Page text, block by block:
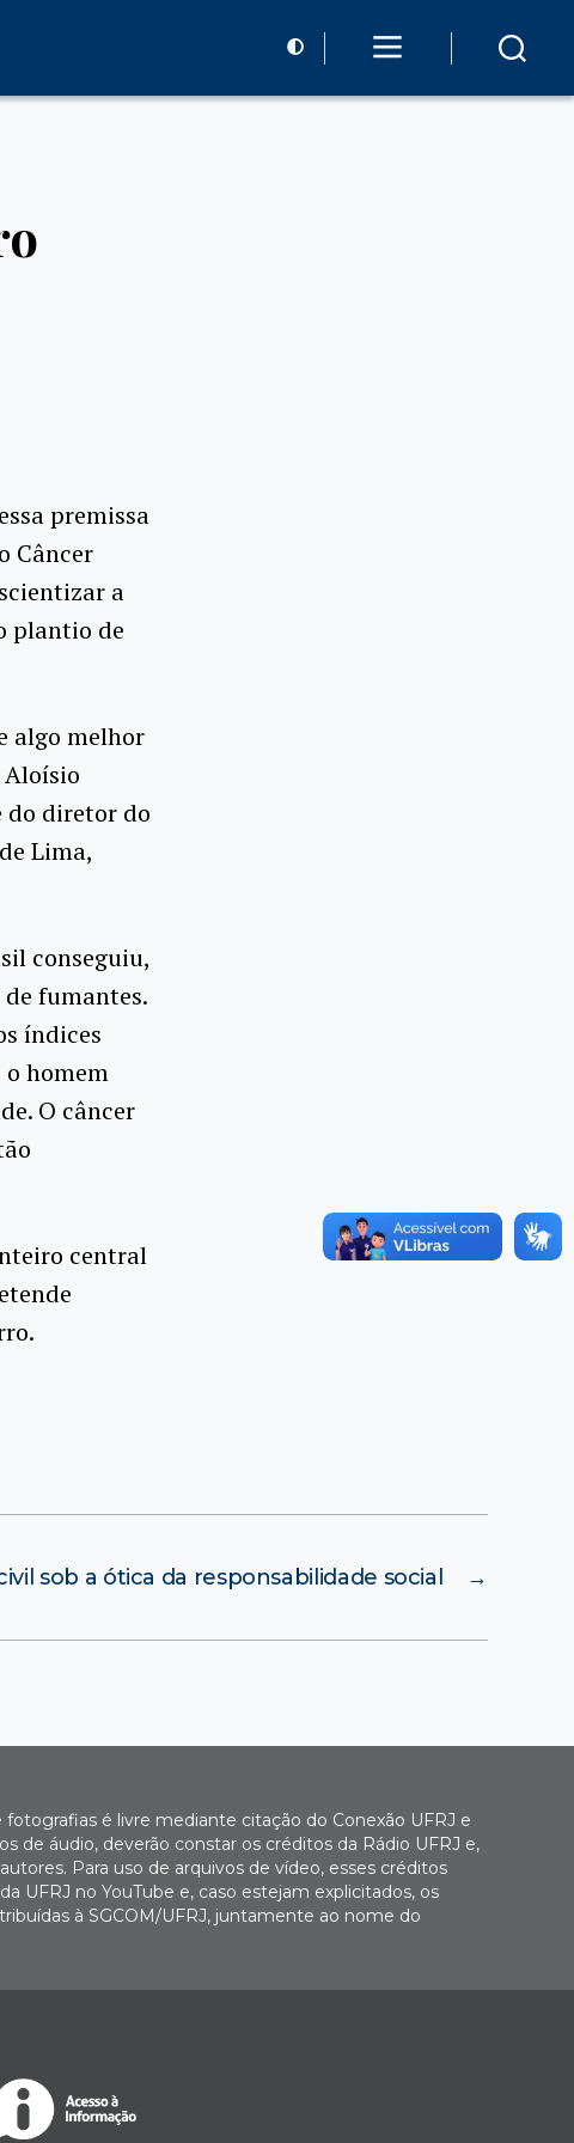
premissa
Câncer
a
plantio de
algo melhor
Aloísio
do diretor do
Lima,
conseguiu,
fumantes.
índices
o homem
O câncer
central
→
sob a ótica da responsabilidade social
é livre mediante citação do Conexão UFRJ e
de áudio, deverão constar os créditos da Rádio UFRJ e,
Para uso de arquivos de vídeo, esses créditos
UFRJ no YouTube e, caso estejam explicitados, os
à SGCOM/UFRJ, juntamente ao nome do